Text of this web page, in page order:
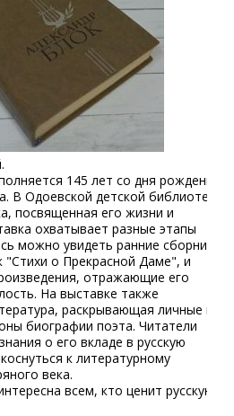
145 лет со дня рождения
В Одоевской детской библиотеке
посвященная его жизни и
охватывает разные этапы
можно увидеть ранние сборники
"Стихи о Прекрасной Даме", и
отражающие его
На выставке также
раскрывающая личные и
биографии поэта. Читатели
о его вкладе в русскую
к литературному
века.
всем, кто ценит русскую